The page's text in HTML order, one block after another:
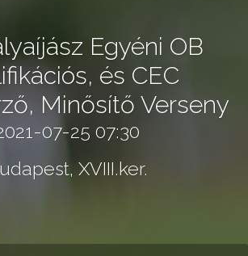
Egyéni OB
és CEC
Minősítő Verseny
07-25 07:30
XVIII.ker.